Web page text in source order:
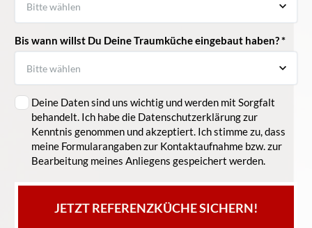
Bis wann willst Du Deine Traumküche eingebaut haben? *
Deine Daten sind uns wichtig und werden mit Sorgfalt
behandelt. Ich habe die Datenschutzerklärung zur
Kenntnis genommen und akzeptiert. Ich stimme zu, dass
meine Formularangaben zur Kontaktaufnahme bzw. zur
Bearbeitung meines Anliegens gespeichert werden.
JETZT REFERENZKÜCHE SICHERN!